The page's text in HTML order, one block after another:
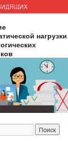
нагрузки